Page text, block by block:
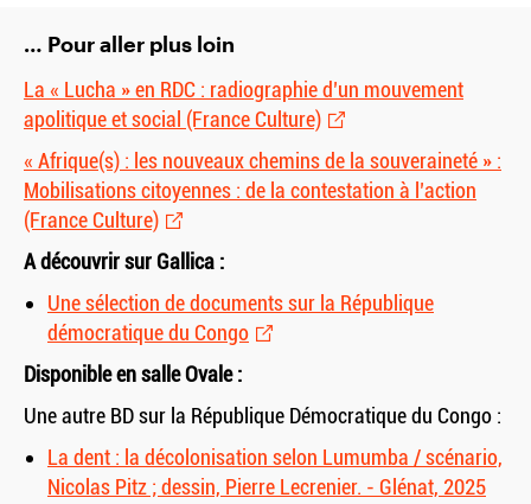
… Pour aller plus loin
La « Lucha » en RDC : radiographie d’un mouvement
apolitique et social (France Culture)
« Afrique(s) : les nouveaux chemins de la souveraineté » :
Mobilisations citoyennes : de la contestation à l’action
(France Culture)
A découvrir sur Gallica :
Une sélection de documents sur la République
démocratique du Congo
Disponible en salle Ovale :
Une autre BD sur la République Démocratique du Congo :
La dent : la décolonisation selon Lumumba / scénario,
Nicolas Pitz ; dessin, Pierre Lecrenier. - Glénat, 2025